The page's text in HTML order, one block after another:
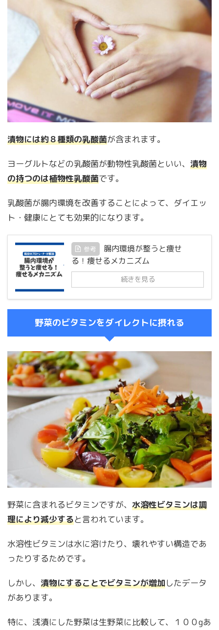
漬物には約８種類の乳酸菌が含まれます。
ヨーグルトなどの乳酸菌が動物性乳酸菌といい、 漬物
の持つのは植物性乳酸菌です。
乳酸菌が腸内環境を改善することによって、ダイエッ
ト・健康にとても効果的になります。
参考
腸内環境が整うと痩せ
る！痩せるメカニズム
続きを見る
野菜のビタミンをダイレクトに摂れる
野菜に含まれるビタミンですが、 水溶性ビタミンは調
理により減少すると言われています。
水溶性ビタミンは水に溶けたり、壊れやすい構造であ
ったりするためです。
しかし、 漬物にすることでビタミンが増加したデータ
があります。
特に、浅漬にした野菜は生野菜に比較して、１００gあ